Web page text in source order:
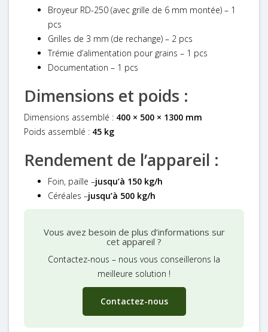
Broyeur RD-250 (avec grille de 6 mm montée) – 1
pcs
Grilles de 3 mm (de rechange) – 2 pcs
Trémie d’alimentation pour grains – 1 pcs
Documentation – 1 pcs
Dimensions et poids :
Dimensions assemblé : 400 × 500 × 1300 mm
Poids assemblé : 45 kg
Rendement de l’appareil :
Foin, paille –jusqu’à 150 kg/h
Céréales –jusqu’à 500 kg/h
Vous avez besoin de plus d’informations sur
cet appareil ?
Contactez-nous – nous vous conseillerons la
meilleure solution !
Contactez-nous